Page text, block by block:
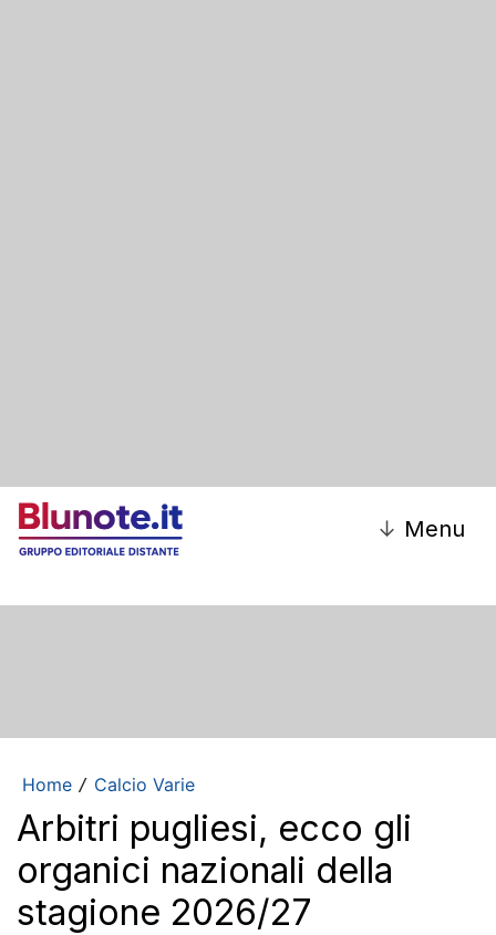
↓ Menu
Home / Calcio Varie
Arbitri pugliesi, ecco gli
organici nazionali della
stagione 2026/27